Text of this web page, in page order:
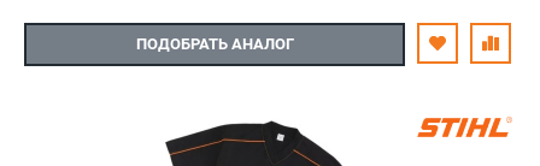
ПОДОБРАТЬ АНАЛОГ